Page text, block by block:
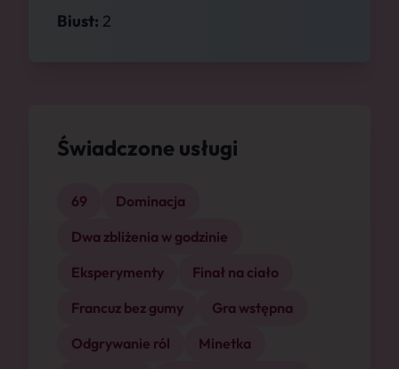
Biust: 2
Świadczone usługi
69
Dominacja
Dwa zbliżenia w godzinie
Eksperymenty
Finał na ciało
Francuz bez gumy
Gra wstępna
Odgrywanie ról
Minetka